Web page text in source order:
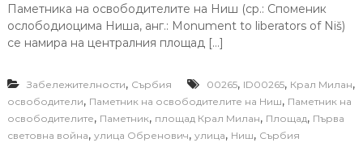
Паметника на освободителите на Ниш (ср.: Споменик
ослободиоцима Ниша, анг.: Monument to liberators of Niš)
се намира на централния площад […]
Забележителности, Сърбия 00265, ID00265, Крал Милан,
освободители, Паметник на освободителите на Ниш, Паметник на
освободителите, Паметник, площад Крал Милан, Площад, Първа
световна война, улица Обренович, улица, Ниш, Сърбия